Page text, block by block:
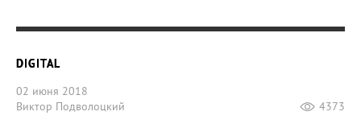
DIGITAL
02 июня 2018
Виктор Подволоцкий
4373